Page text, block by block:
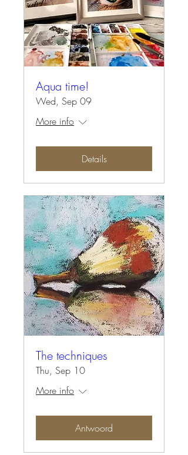
Aqua time!
Wed, Sep 09
More info
Details
The techniques
Thu, Sep 10
More info
Antwoord